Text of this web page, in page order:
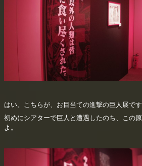
はい。こちらが、お目当ての進撃の巨人展です
初めにシアターで巨人と遭遇したのち、この
よ。